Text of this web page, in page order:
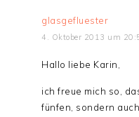
glasgefluester
4. Oktober 2013 um
Hallo liebe Karin,
ich freue mich so,
fünfen, sondern